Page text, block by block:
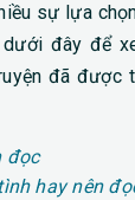
sự lựa
đây để
đã được
đọc
hay nên